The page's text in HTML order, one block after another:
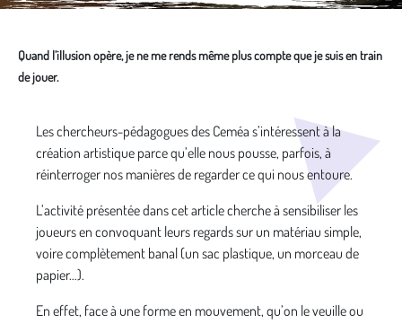
Quand l’illusion opère, je ne me rends même plus compte que je suis en train
de jouer.
Les chercheurs-pédagogues des Ceméa s’intéressent à la
création artistique parce qu’elle nous pousse, parfois, à
réinterroger nos manières de regarder ce qui nous entoure.
L’activité présentée dans cet article cherche à sensibiliser les
joueurs en convoquant leurs regards sur un matériau simple,
voire complètement banal (un sac plastique, un morceau de
papier…).
En effet, face à une forme en mouvement, qu’on le veuille ou